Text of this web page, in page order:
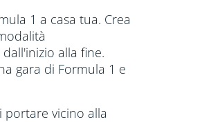
1 a casa tua. Crea
alla fine.
gara di Formula 1 e
portare vicino alla